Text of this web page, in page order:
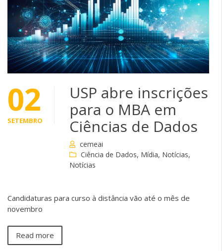
02
SETEMBRO
USP abre inscrições
para o MBA em
Ciências de Dados
cemeai
Ciência de Dados, Mídia, Notícias,
Notícias
Candidaturas para curso à distância vão até o mês de
novembro
Read more